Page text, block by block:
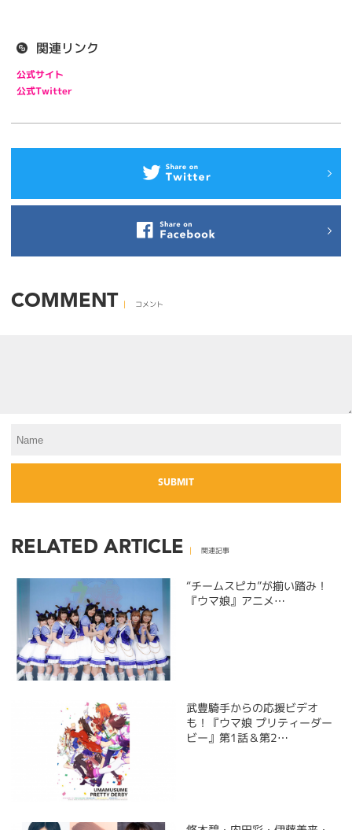
関連リンク
公式サイト
公式Twitter
COMMENT コメント
RELATED ARTICLE 関連記事
“チームスピカ”が揃い踏み！
『ウマ娘』アニメ…
武豊騎手からの応援ビデオ
も！『ウマ娘 プリティーダー
ビー』第1話＆第2…